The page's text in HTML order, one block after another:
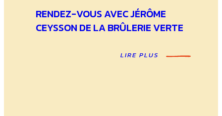
RENDEZ-VOUS AVEC JÉRÔME
CEYSSON DE LA BRÛLERIE VERTE
LIRE PLUS